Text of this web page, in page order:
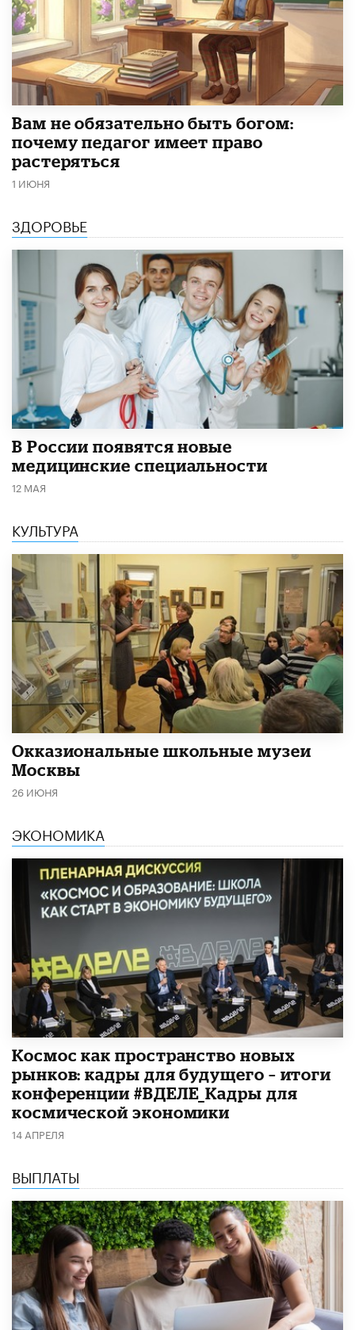
​Вам не обязательно быть богом:
почему педагог имеет право
растеряться
1 ИЮНЯ
ЗДОРОВЬЕ
В России появятся новые
медицинские специальности
12 МАЯ
КУЛЬТУРА
​Окказиональные школьные музеи
Москвы
26 ИЮНЯ
ЭКОНОМИКА
Космос как пространство новых
рынков: кадры для будущего – итоги
конференции #ВДЕЛЕ_Кадры для
космической экономики
14 АПРЕЛЯ
ВЫПЛАТЫ